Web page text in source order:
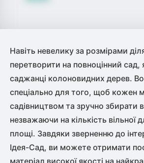
Навіть невелику за розмірами
перетворити на повноцінний
саджанці колоновидних дерев.
спеціально для того, щоб кожен
садівництвом та зручно збирати
незважаючи на кількість вільної
площі. Завдяки зверненню до
Ідея-Сад, ви можете отримати
матеріал високої якості на